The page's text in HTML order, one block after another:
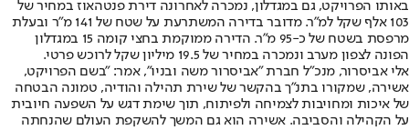
באותו הפרויקט, גם במגדלון, נמכרה לאחרונה דירת פנטהאוז במחיר של
103 אלף שקל למ"ר. מדובר בדירה המשתרעת על שטח של 141 מ"ר ובעלת
מרפסת בשטח של כ-95 מ"ר. הדירה ממוקמת בחצי קומה 15 במגדלון
הפונה לצפון מערב ונמכרה במחיר של 19.5 מיליון שקל לרוכש פרטי.
אלי אביסרור, מנכ"ל חברת "אביסרור משה ובניו", אמר: "בשם הפרויקט,
אשירה, שמקורו בתנ"ך בהקשר של שירת תהילה והודיה, טמונה הבטחה
של איכות ומחויבות לצמיחה ולפיתוח, תוך שימת דגש על השפעה חיובית
על הקהילה והסביבה. אשירה הוא גם המשך להשקפת העולם שהנחתה